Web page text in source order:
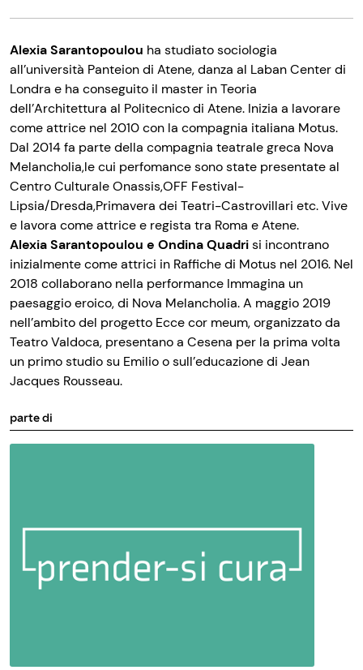
Alexia Sarantopoulou ha studiato sociologia
all’università Panteion di Atene, danza al Laban Center di
Londra e ha conseguito il master in Teoria
dell’Architettura al Politecnico di Atene. Inizia a lavorare
come attrice nel 2010 con la compagnia italiana Motus.
Dal 2014 fa parte della compagnia teatrale greca Nova
Melancholia,le cui perfomance sono state presentate al
Centro Culturale Onassis,OFF Festival-
Lipsia/Dresda,Primavera dei Teatri-Castrovillari etc. Vive
e lavora come attrice e regista tra Roma e Atene.
Alexia Sarantopoulou e Ondina Quadrisi incontrano
inizialmente come attrici in Raffiche di Motus nel 2016. Nel
2018 collaborano nella performance Immagina un
paesaggio eroico, di Nova Melancholia. A maggio 2019
nell’ambito del progetto Ecce cor meum, organizzato da
Teatro Valdoca, presentano a Cesena per la prima volta
un primo studio su Emilio o sull’educazione di Jean
Jacques Rousseau.
parte di